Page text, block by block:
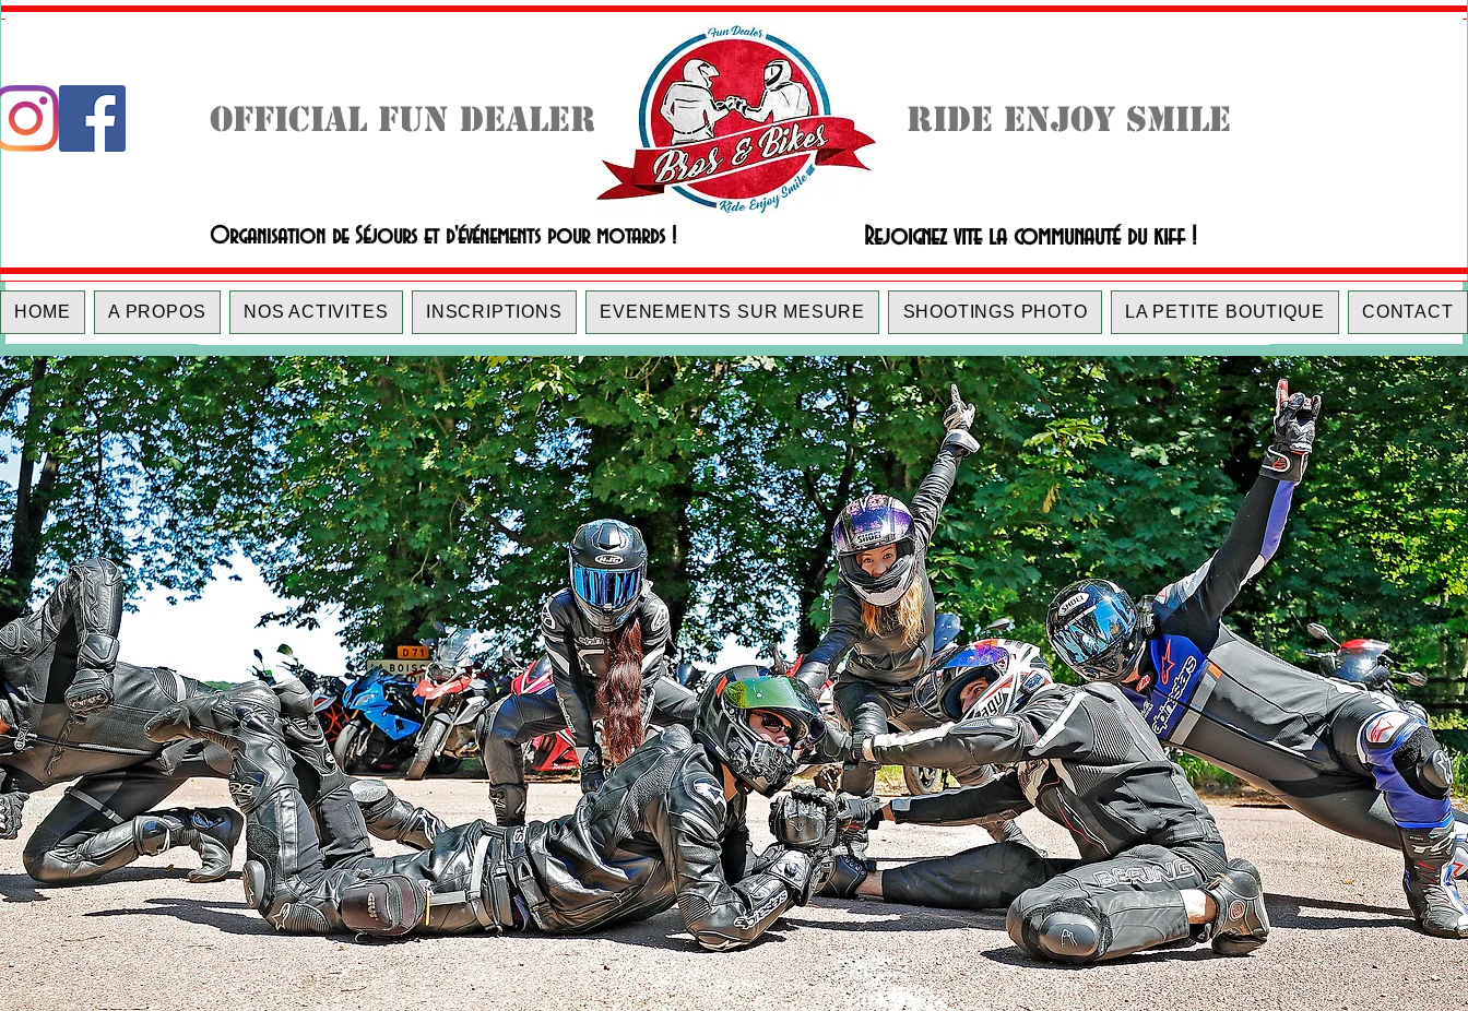
OFFICIAL FUN DEALER RIDE ENJOY SMILE
Organisation de Séjours et d'événements pour motards ! Rejoignez vite la communauté du kiff !
HOME A PROPOS NOS ACTIVITES INSCRIPTIONS EVENEMENTS SUR MESURE SHOOTINGS PHOTO LA PETITE BOUTIQUE CONTACT